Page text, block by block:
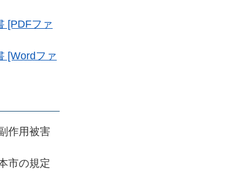
[PDFファ
[Wordファ
作用被害
市の規定